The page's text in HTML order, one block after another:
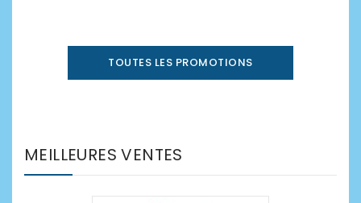
TOUTES LES PROMOTIONS
MEILLEURES VENTES